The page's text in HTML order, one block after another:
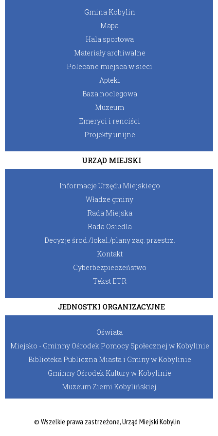
Gmina Kobylin
Mapa
Hala sportowa
Materiały archiwalne
Polecane miejsca w sieci
Apteki
Baza noclegowa
Muzeum
Emeryci i renciści
Projekty unijne
URZĄD MIEJSKI
Informacje Urzędu Miejskiego
Władze gminy
Rada Miejska
Rada Osiedla
Decyzje środ./lokal./plany zag. przestrz.
Kontakt
Cyberbezpieczeństwo
Tekst ETR
JEDNOSTKI ORGANIZACYJNE
Oświata
Miejsko - Gminny Ośrodek Pomocy Społecznej w Kobylinie
Biblioteka Publiczna Miasta i Gminy w Kobylinie
Gminny Ośrodek Kultury w Kobylinie
Muzeum Ziemi Kobylińskiej.
© Wszelkie prawa zastrzeżone, Urząd Miejski Kobylin